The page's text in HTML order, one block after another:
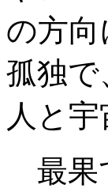
の方
孤独
人と
最果